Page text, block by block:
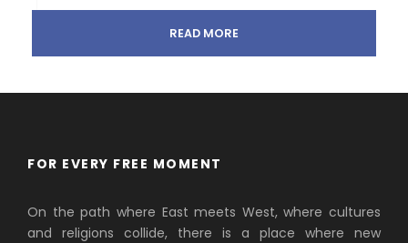
READ MORE
FOR EVERY FREE MOMENT
On the path where East meets West, where cultures
and religions collide, there is a place where new